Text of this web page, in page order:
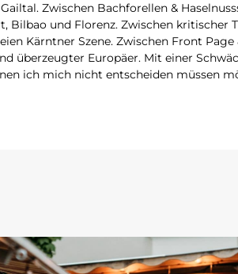
Zwischen Bachforellen &
Bilbao und Florenz. Zwischen kritischer
Kärntner Szene. Zwischen Front Page
überzeugter Europäer. Mit einer
ich mich nicht entscheiden müssen